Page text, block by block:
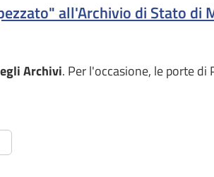
all'Archivio di Stato di
Archivi. Per l'occasione, le porte di